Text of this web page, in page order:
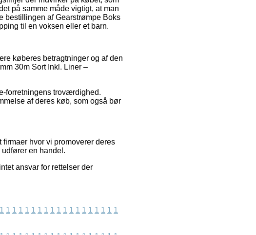
på samme måde vigtigt, at man
bestillingen af Gearstrømpe Boks
til en voksen eller et barn.
køberes betragtninger og af den
30m Sort Inkl. Liner –
forretningens troværdighed.
af deres køb, som også bør
hvor vi promoverer deres
en handel.
ansvar for rettelser der
1 1 1 1 1 1 1 1 1 1 1 1 1 1 1 1 1 1 1